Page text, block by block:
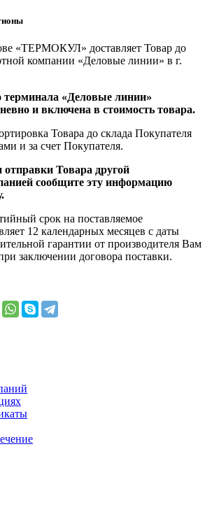
«ТЕРМОКУЛ» доставляет Товар до
компании «Деловые линии» в г.
терминала «Деловые линии»
и включена в стоимость товара.
Товара до склада Покупателя
и за счет Покупателя.
отправки Товара другой
сообщите эту информацию
срок на поставляемое
12 календарных месяцев с даты
гарантии от производителя Вам
заключении договора поставки.